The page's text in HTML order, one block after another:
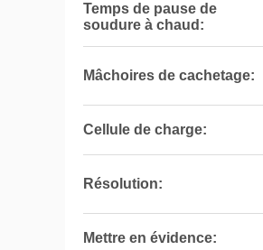
Temps de pause de
soudure à chaud:
Mâchoires de cachetage:
Cellule de charge:
Résolution:
Mettre en évidence: